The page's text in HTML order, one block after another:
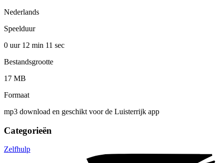
Nederlands
Speelduur
0 uur 12 min 11 sec
Bestandsgrootte
17 MB
Formaat
mp3 download en geschikt voor de Luisterrijk app
Categorieën
Zelfhulp